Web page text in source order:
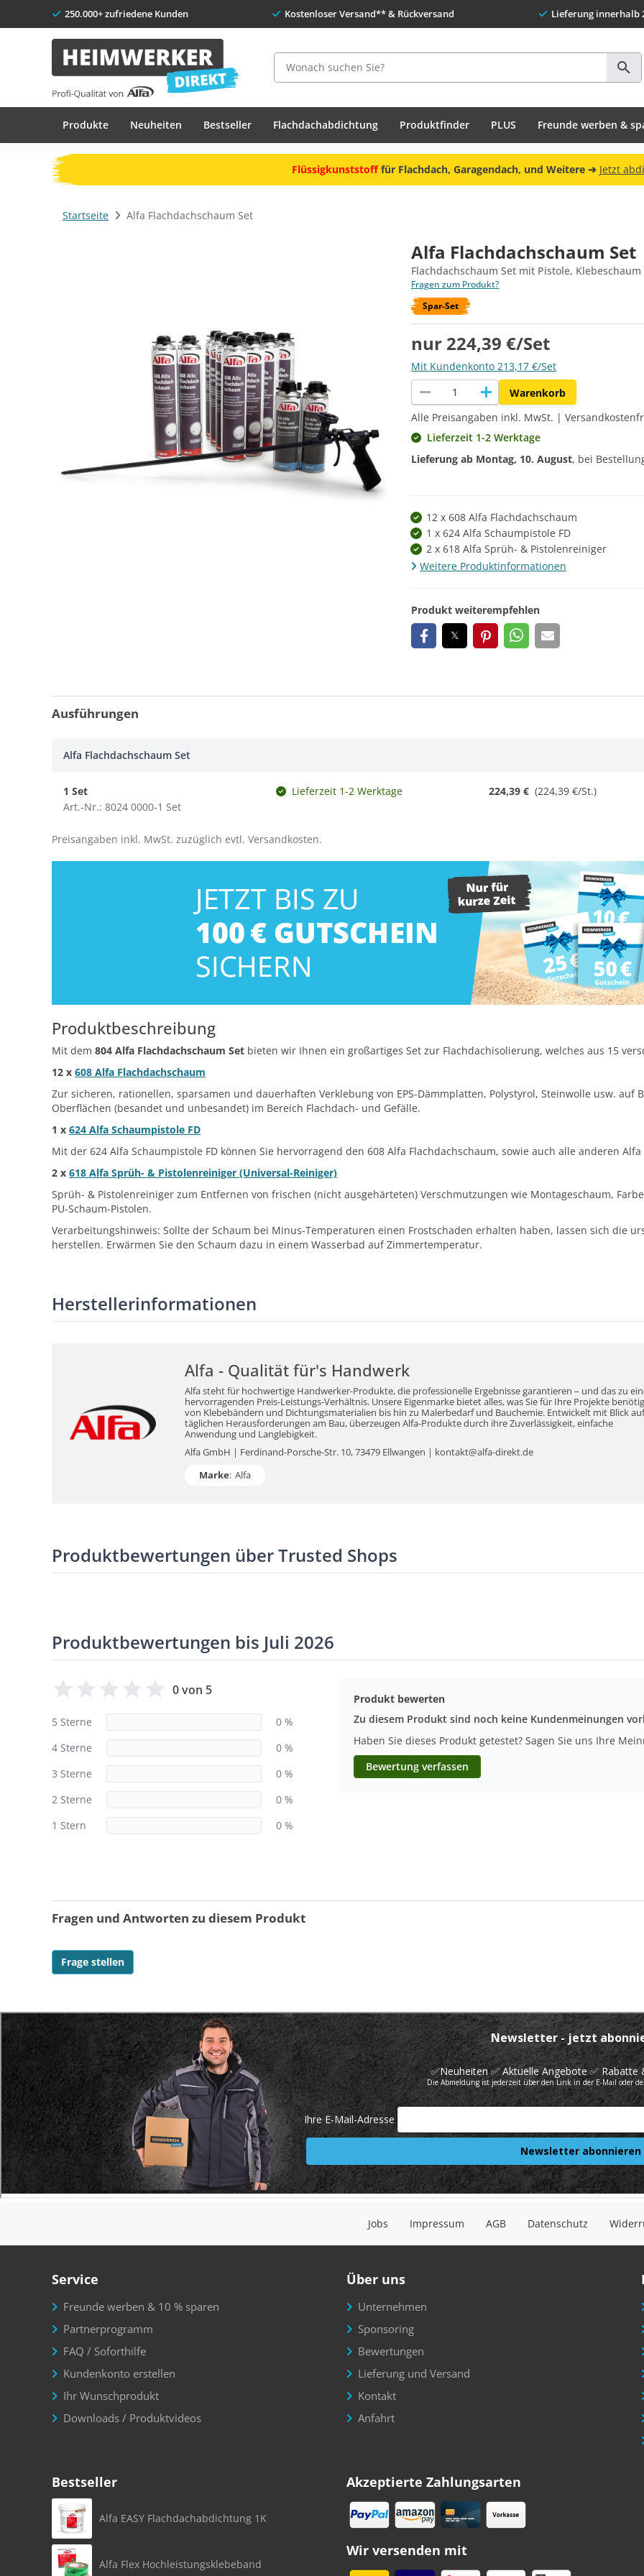
250.000+ zufriedene Kunden Kostenloser Versand** & Rückversand Lieferung innerhalb
Suche
Produkte Neuheiten Bestseller Flachdachabdichtung Produktfinder PLUS Freunde werben &
Flüssigkunststofffür Flachdach, Garagendach, und Weitere ➔ Jetzt
Startseite Alfa Flachdachschaum Set
Alfa Flachdachschaum Set
Flachdachschaum Set mit Pistole,
Fragen zum Produkt?
Spar-Set
nur 224,39 €/Set
Mit Kundenkonto 213,17 €/Set
remove add
Warenkorb
Alle Preisangaben inkl. MwSt. |
Lieferzeit 1-2 Werktage
Lieferung ab Montag, 10. August, bei
12 x 608 Alfa Flachdachschaum
1 x 624 Alfa Schaumpistole FD
2 x 618 Alfa Sprüh- & Pistolenreiniger
Weitere Produktinformationen
Produkt weiterempfehlen
Ausführungen
Alfa Flachdachschaum Set
1 Set
Art.-Nr.: 8024 0000-1 Set
Lieferzeit 1-2 Werktage 224,39 € (224,39 €/St.)
Preisangaben inkl. MwSt. zuzüglich evtl. Versandkosten.
Produktbeschreibung
Mit dem 804 Alfa Flachdachschaum Set bieten wir Ihnen ein großartiges Set zur Flachdachisolierung, welches aus 15
12 x 608 Alfa Flachdachschaum
Zur sicheren, rationellen, sparsamen und dauerhaften Verklebung von EPS-Dämmplatten, Polystyrol, Steinwolle usw. auf
Oberflächen (besandet und unbesandet) im Bereich Flachdach- und Gefälle.
1 x 624 Alfa Schaumpistole FD
Mit der 624 Alfa Schaumpistole FD können Sie hervorragend den 608 Alfa Flachdachschaum, sowie auch alle anderen
2 x 618 Alfa Sprüh- & Pistolenreiniger (Universal-Reiniger)
Sprüh- & Pistolenreiniger zum Entfernen von frischen (nicht ausgehärteten) Verschmutzungen wie Montageschaum,
PU-Schaum-Pistolen.
Verarbeitungshinweis: Sollte der Schaum bei Minus-Temperaturen einen Frostschaden erhalten haben, lassen sich die
herstellen. Erwärmen Sie den Schaum dazu in einem Wasserbad auf Zimmertemperatur.
Herstellerinformationen
Alfa - Qualität für's Handwerk
Alfa steht für hochwertige Handwerker-Produkte, die professionelle Ergebnisse garantieren – und das zu
hervorragenden Preis-Leistungs-Verhältnis. Unsere Eigenmarke bietet alles, was Sie für Ihre Projekte
von Klebebändern und Dichtungsmaterialien bis hin zu Malerbedarf und Bauchemie. Entwickelt mit Blick
täglichen Herausforderungen am Bau, überzeugen Alfa-Produkte durch ihre Zuverlässigkeit, einfache
Anwendung und Langlebigkeit.
Alfa GmbH | Ferdinand-Porsche-Str. 10, 73479 Ellwangen | kontakt@alfa-direkt.de
Marke: Alfa
Produktbewertungen über Trusted Shops
Produktbewertungen bis Juli 2026
0 von 5
5 Sterne
0 %
4 Sterne
0 %
3 Sterne
0 %
2 Sterne
0 %
1 Stern
0 %
Produkt bewerten
Zu diesem Produkt sind noch keine Kundenmeinungen
Haben Sie dieses Produkt getestet? Sagen Sie uns Ihre
Bewertung verfassen
Fragen und Antworten zu diesem Produkt
Frage stellen
Jobs Impressum AGB Datenschutz
Service
Freunde werben & 10 % sparen
Partnerprogramm
FAQ / Soforthilfe
Kundenkonto erstellen
Ihr Wunschprodukt
Downloads / Produktvideos
Über uns
Unternehmen
Sponsoring
Bewertungen
Lieferung und Versand
Kontakt
Anfahrt
Bestseller
Alfa EASY Flachdachabdichtung 1K
Alfa Flex Hochleistungsklebeband
Akzeptierte Zahlungsarten
Wir versenden mit